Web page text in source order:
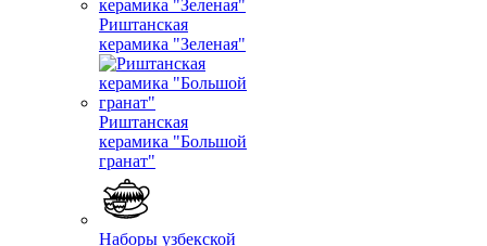
Риштанская
керамика "Зеленая"
Риштанская
керамика "Большой
гранат"
Наборы узбекской